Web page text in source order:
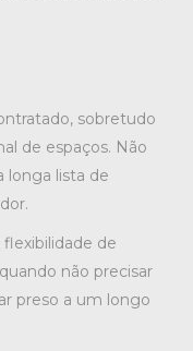
sobretudo
de espaços. Não
longa lista de
de
não precisar
preso a um longo